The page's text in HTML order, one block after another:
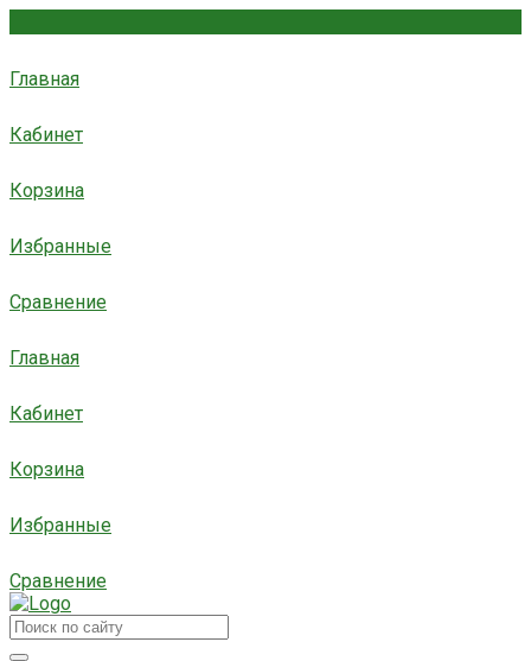
Главная
Кабинет
Корзина
Избранные
Сравнение
Главная
Кабинет
Корзина
Избранные
Сравнение